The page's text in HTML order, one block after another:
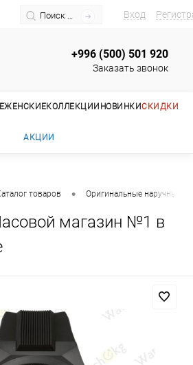
Вход
+996 (500) 501 920
Заказать звонок
ЖЕНСКИЕКОЛЛЕКЦИИ НОВИНКИСКИДКИ
АКЦИИ
товаров • Оригинальные наручные
магазин №1 в